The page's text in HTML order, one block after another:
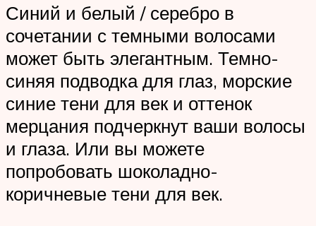
Синий и белый / серебро в
сочетании с темными волосами
может быть элегантным. Темно-
синяя подводка для глаз, морские
синие тени для век и оттенок
мерцания подчеркнут ваши волосы
и глаза. Или вы можете
попробовать шоколадно-
коричневые тени для век.